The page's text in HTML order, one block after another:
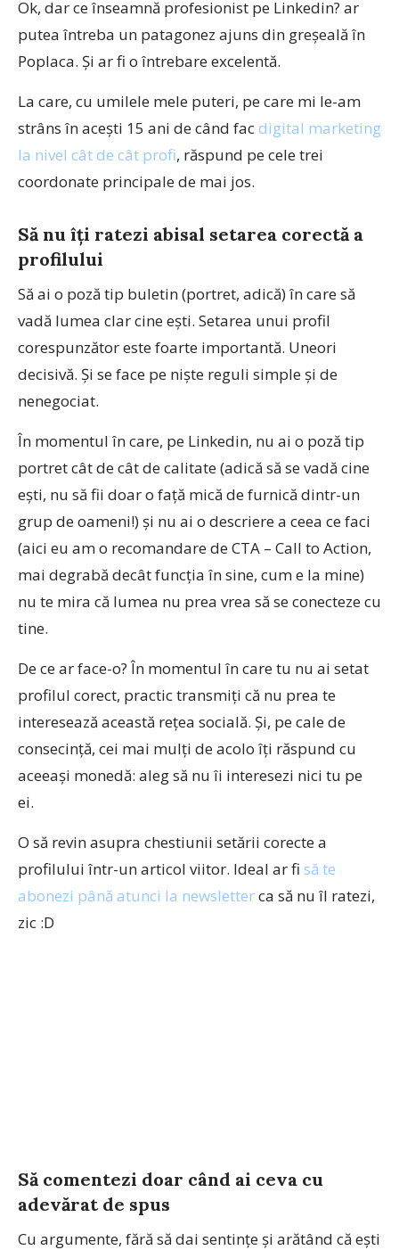
Ok, dar ce înseamnă profesionist pe Linkedin? ar
putea întreba un patagonez ajuns din greșeală în
Poplaca. Și ar fi o întrebare excelentă.
La care, cu umilele mele puteri, pe care mi le-am
strâns în acești 15 ani de când facdigital marketing
la nivel cât de cât profi, răspund pe cele trei
coordonate principale de mai jos.
Să nu îți ratezi abisal setarea corectă a
profilului
Să ai o poză tip buletin (portret, adică) în care să
vadă lumea clar cine ești. Setarea unui profil
corespunzător este foarte importantă. Uneori
decisivă. Și se face pe niște reguli simple și de
nenegociat.
În momentul în care, pe Linkedin, nu ai o poză tip
portret cât de cât de calitate (adică să se vadă cine
ești, nu să fii doar o față mică de furnică dintr-un
grup de oameni!) și nu ai o descriere a ceea ce faci
(aici eu am o recomandare de CTA – Call to Action,
mai degrabă decât funcția în sine, cum e la mine)
nu te mira că lumea nu prea vrea să se conecteze cu
tine.
De ce ar face-o? În momentul în care tu nu ai setat
profilul corect, practic transmiți că nu prea te
interesează această rețea socială. Și, pe cale de
consecință, cei mai mulți de acolo îți răspund cu
aceeași monedă: aleg să nu îi interesezi nici tu pe
ei.
O să revin asupra chestiunii setării corecte a
profilului într-un articol viitor. Ideal ar fi să te
abonezi până atunci la newsletterca să nu îl ratezi,
zic :D
Să comentezi doar când ai ceva cu
adevărat de spus
Cu argumente, fără să dai sentințe și arătând că ești